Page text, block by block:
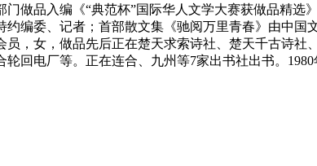
做品入编《“典范杯”国际华人文学大赛获做品精
编委、记者；首部散文集《驰阅万里青春》由中
员，女，做品先后正在楚天求索诗社、楚天千古诗
回电厂等。正在连合、九州等7家出书社出书。1980